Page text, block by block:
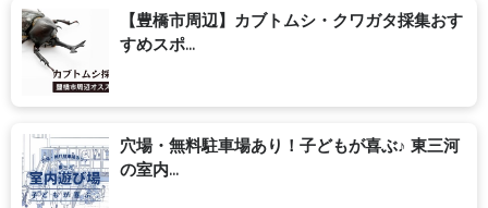
【豊橋市周辺】カブトムシ・クワガタ採集おす
すめスポ...
穴場・無料駐車場あり！子どもが喜ぶ♪ 東三河
の室内...